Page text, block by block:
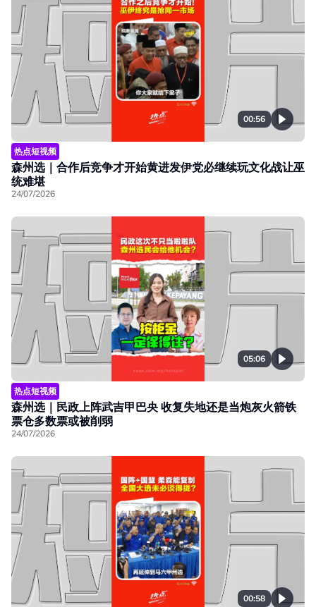
00:56
热点短视频
森州选｜合作后竞争才开始黄进发伊党必继续玩文化战让巫
统难堪
24/07/2026
05:06
热点短视频
森州选｜民政上阵武吉甲巴央 收复失地还是当炮灰火箭铁
票仓多数票或被削弱
24/07/2026
00:58